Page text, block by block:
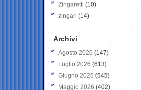
Zingaretti (10)
zingari (14)
Archivi
Agosto 2026 (147)
Luglio 2026 (613)
Giugno 2026 (545)
Maggio 2026 (402)